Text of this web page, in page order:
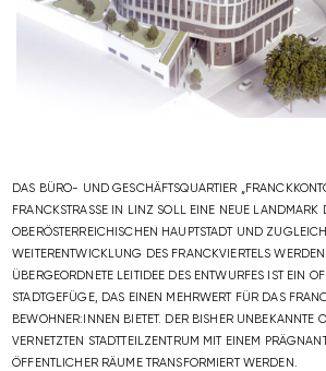
DAS BÜRO- UND GESCHÄFTSQUARTIER
FRANCKSTRASSE IN LINZ SOLL EINE NEUE LANDMARK
OBERÖSTERREICHISCHEN HAUPTSTADT UND
WEITERENTWICKLUNG DES FRANCKVIERTELS WERDEN.
ÜBERGEORDNETE LEITIDEE DES ENTWURFES IST EIN
STADTGEFÜGE, DAS EINEN MEHRWERT FÜR DAS
BEWOHNER:INNEN BIETET. DER BISHER UNBEKANNTE
VERNETZTEN STADTTEILZENTRUM MIT EINEM
ÖFFENTLICHER RÄUME TRANSFORMIERT WERDEN.